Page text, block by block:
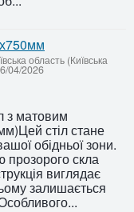
область (Київська
04/2026
з матовим
стіл стане
обідньої зони.
прозорого скла
виглядає
залишається